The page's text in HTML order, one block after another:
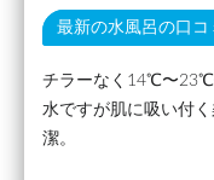
最新の水風呂の口コ
チラーなく14℃〜23℃
水ですが肌に吸い付
潔。